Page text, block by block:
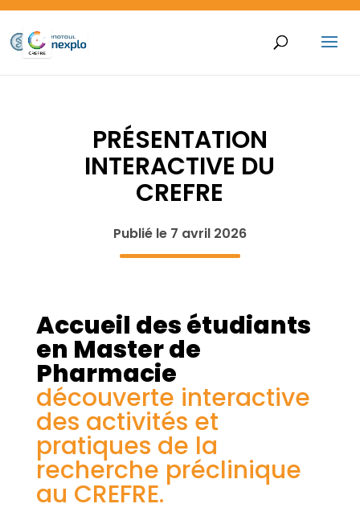
PRÉSENTATION
INTERACTIVE DU
CREFRE
Publié le 7 avril 2026
Accueil des étudiants
en Master de
Pharmacie
découverte interactive
des activités et
pratiques de la
recherche préclinique
au CREFRE.